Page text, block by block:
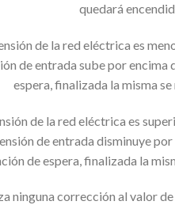
quedará
de la red eléctrica es
de entrada sube por
espera, finalizada la misma
de la red eléctrica es
de entrada disminuye
de espera, finalizada la
ninguna corrección al valor